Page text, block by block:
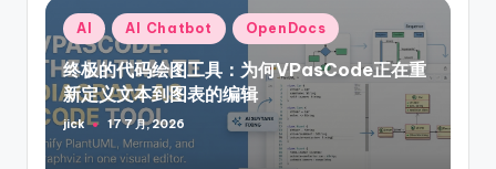
Posted
in
AI AI Chatbot OpenDocs
终极的代码绘图工具：为何VPasCode正在重
新定义文本到图表的编辑
Posted
by
jick 17 7 月, 2026